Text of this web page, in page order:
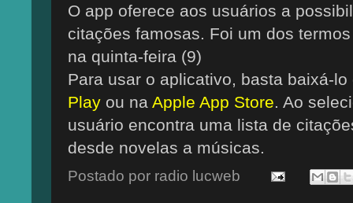
O app oferece aos usuários a
citações famosas. Foi um dos
na quinta-feira (9)
Para usar o aplicativo, basta baixá-
Play ou na Apple App Store . Ao
usuário encontra uma lista de
desde novelas a músicas.
Postado por radio lucweb